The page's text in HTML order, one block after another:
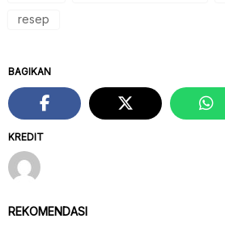
resep
KREDIT
BAGIKAN
REKOMENDASI